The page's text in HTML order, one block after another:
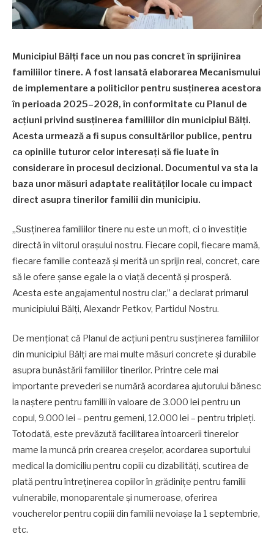
Municipiul Bălți face un nou pas concret în sprijinirea
familiilor tinere. A fost lansată elaborarea Mecanismului
de implementare a politicilor pentru susținerea acestora
în perioada 2025–2028, în conformitate cu Planul de
acțiuni privind susținerea familiilor din municipiul Bălți.
Acesta urmează a fi supus consultărilor publice, pentru
ca opiniile tuturor celor interesați să fie luate în
considerare în procesul decizional. Documentul va sta la
baza unor măsuri adaptate realităților locale cu impact
direct asupra tinerilor familii din municipiu.
„Susținerea familiilor tinere nu este un moft, ci o investiție
directă în viitorul orașului nostru. Fiecare copil, fiecare mamă,
fiecare familie contează și merită un sprijin real, concret, care
să le ofere șanse egale la o viață decentă și prosperă.
Acesta este angajamentul nostru clar,” a declarat primarul
municipiului Bălți, Alexandr Petkov, Partidul Nostru.
De menționat că Planul de acțiuni pentru susținerea familiilor
din municipiul Bălți are mai multe măsuri concrete și durabile
asupra bunăstării familiilor tinerilor. Printre cele mai
importante prevederi se numără acordarea ajutorului bănesc
la naștere pentru familii în valoare de 3.000 lei pentru un
copul, 9.000 lei – pentru gemeni, 12.000 lei – pentru tripleți.
Totodată, este prevăzută facilitarea întoarcerii tinerelor
mame la muncă prin crearea creșelor, acordarea suportului
medical la domiciliu pentru copiii cu dizabilități, scutirea de
plată pentru întreținerea copiilor în grădinițe pentru familii
vulnerabile, monoparentale și numeroase, oferirea
voucherelor pentru copiii din familii nevoiașe la 1 septembrie,
etc.